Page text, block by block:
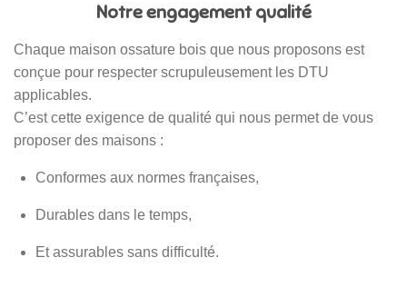
Notre engagement qualité
Chaque maison ossature bois que nous proposons est
conçue pour respecter scrupuleusement les DTU
applicables.
C’est cette exigence de qualité qui nous permet de vous
proposer des maisons :
Conformes aux normes françaises,
Durables dans le temps,
Et assurables sans difficulté.